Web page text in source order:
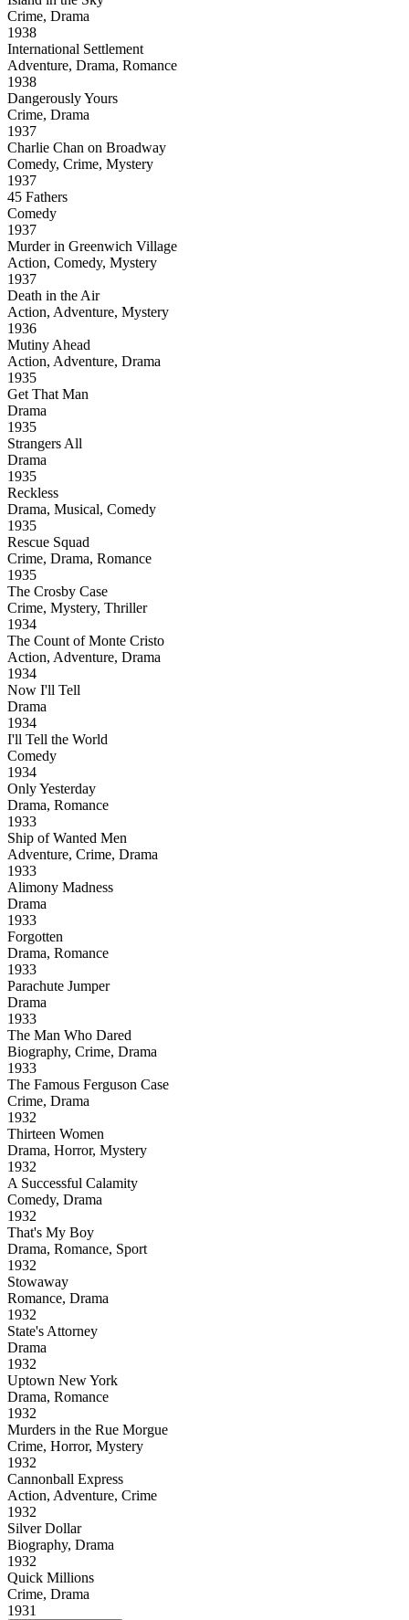
Crime, Drama
1938
International Settlement
Adventure, Drama, Romance
1938
Dangerously Yours
Crime, Drama
1937
Charlie Chan on Broadway
Comedy, Crime, Mystery
1937
45 Fathers
Comedy
1937
Murder in Greenwich Village
Action, Comedy, Mystery
1937
Death in the Air
Action, Adventure, Mystery
1936
Mutiny Ahead
Action, Adventure, Drama
1935
Get That Man
Drama
1935
Strangers All
Drama
1935
Reckless
Drama, Musical, Comedy
1935
Rescue Squad
Crime, Drama, Romance
1935
The Crosby Case
Crime, Mystery, Thriller
1934
The Count of Monte Cristo
Action, Adventure, Drama
1934
Now I'll Tell
Drama
1934
I'll Tell the World
Comedy
1934
Only Yesterday
Drama, Romance
1933
Ship of Wanted Men
Adventure, Crime, Drama
1933
Alimony Madness
Drama
1933
Forgotten
Drama, Romance
1933
Parachute Jumper
Drama
1933
The Man Who Dared
Biography, Crime, Drama
1933
The Famous Ferguson Case
Crime, Drama
1932
Thirteen Women
Drama, Horror, Mystery
1932
A Successful Calamity
Comedy, Drama
1932
That's My Boy
Drama, Romance, Sport
1932
Stowaway
Romance, Drama
1932
State's Attorney
Drama
1932
Uptown New York
Drama, Romance
1932
Murders in the Rue Morgue
Crime, Horror, Mystery
1932
Cannonball Express
Action, Adventure, Crime
1932
Silver Dollar
Biography, Drama
1932
Quick Millions
Crime, Drama
1931